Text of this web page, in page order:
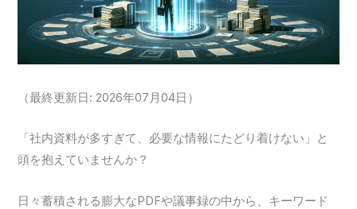
（最終更新日: 2026年07月04日）
「社内資料が多すぎて、必要な情報にたどり着けない」と
頭を抱えていませんか？
日々蓄積される膨大なPDFや議事録の中から、キーワード